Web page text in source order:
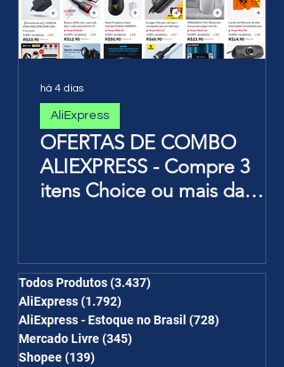
OFERTAS DE COMBO
ALIEXPRESS - Compre 3
itens Choice ou mais da
desc em 6 itens/R$25 de
desc em 10 itens) OS
CUPONS SÃO VÁLIDOS NO
COMBO
AliExpress
há 4 dias
Todos Produtos(3.437)
AliExpress(1.792)
AliExpress - Estoque no Brasil (728)
Mercado Livre(345)
Shopee(139)